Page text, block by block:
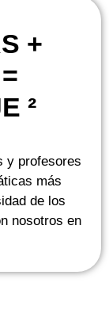
+
²
y profesores
más
de los
nosotros en